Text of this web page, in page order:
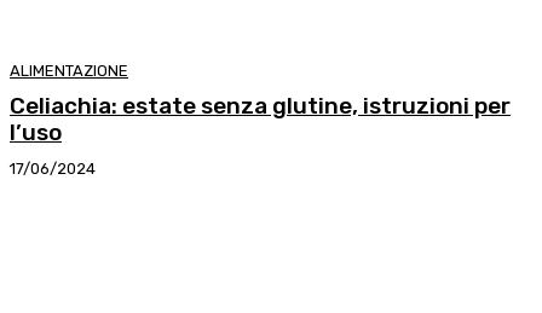
ALIMENTAZIONE
Celiachia: estate senza glutine, istruzioni per
l’uso
17/06/2024